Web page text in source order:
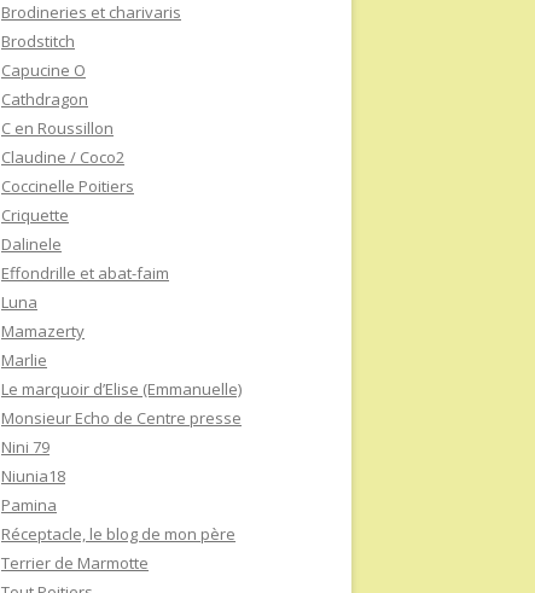
Brodineries et charivaris
Brodstitch
Capucine O
Cathdragon
C en Roussillon
Claudine / Coco2
Coccinelle Poitiers
Criquette
Dalinele
Effondrille et abat-faim
Luna
Mamazerty
Marlie
Le marquoir d’Elise (Emmanuelle)
Monsieur Echo de Centre presse
Nini 79
Niunia18
Pamina
Réceptacle, le blog de mon père
Terrier de Marmotte